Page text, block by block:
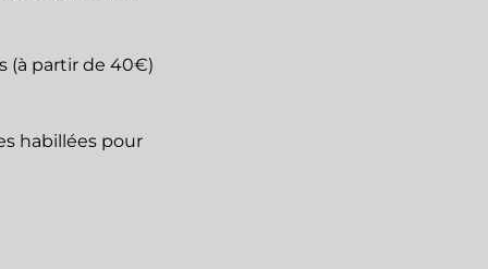
(à partir de 40€)
habillées pour